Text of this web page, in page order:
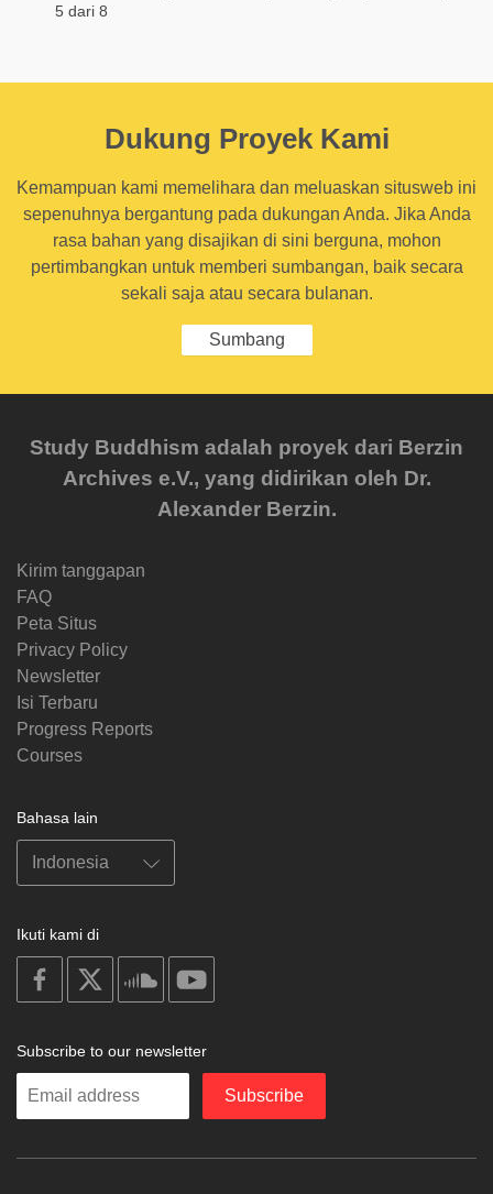
5 dari 8
Dukung Proyek Kami
Kemampuan kami memelihara dan meluaskan situsweb ini
sepenuhnya bergantung pada dukungan Anda. Jika Anda
rasa bahan yang disajikan di sini berguna, mohon
pertimbangkan untuk memberi sumbangan, baik secara
sekali saja atau secara bulanan.
Sumbang
Study Buddhism adalah proyek dari Berzin
Archives e.V., yang didirikan oleh Dr.
Alexander Berzin.
Kirim tanggapan
FAQ
Peta Situs
Privacy Policy
Newsletter
Isi Terbaru
Progress Reports
Courses
Bahasa lain
Ikuti kami di
on
facebook
soundcloud
Subscribe to our newsletter
Enter
Subscribe